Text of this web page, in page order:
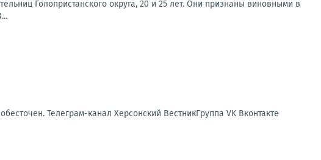
Голопристанского округа, 20 и 25 лет. Они признаны виновными в
Телеграм-канал Херсонский ВестникГруппа VK Вконтакте